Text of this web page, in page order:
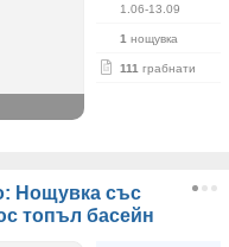
1.06-13.09
1 нощувка
111 грабнати
Нощувка със
топъл басейн